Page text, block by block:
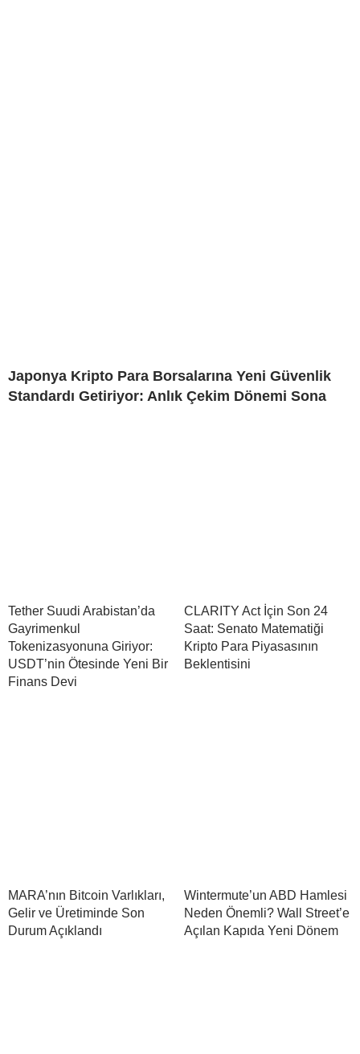
Japonya Kripto Para Borsalarına Yeni Güvenlik
Standardı Getiriyor: Anlık Çekim Dönemi Sona
Tether Suudi Arabistan’da
Gayrimenkul
Tokenizasyonuna Giriyor:
USDT’nin Ötesinde Yeni Bir
Finans Devi
CLARITY Act İçin Son 24
Saat: Senato Matematiği
Kripto Para Piyasasının
Beklentisini
MARA’nın Bitcoin Varlıkları,
Gelir ve Üretiminde Son
Durum Açıklandı
Wintermute’un ABD Hamlesi
Neden Önemli? Wall Street’e
Açılan Kapıda Yeni Dönem